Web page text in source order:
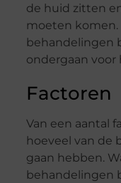
de huid zitten
moeten komen.
behandelingen
ondergaan voor
Factoren
Van een aantal
hoeveel van de
gaan hebben.
behandelingen